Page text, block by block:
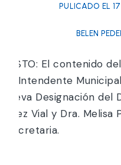
PULICADO EL
BELEN
VISTO: El contenido
0. Intendente
Eleva Designación
Juez Vial y Dra.
Secretaria.